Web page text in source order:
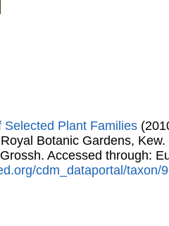
Selected Plant Families
Botanic Gardens, Kew.
Accessed through:
cdm_dataportal/taxon/